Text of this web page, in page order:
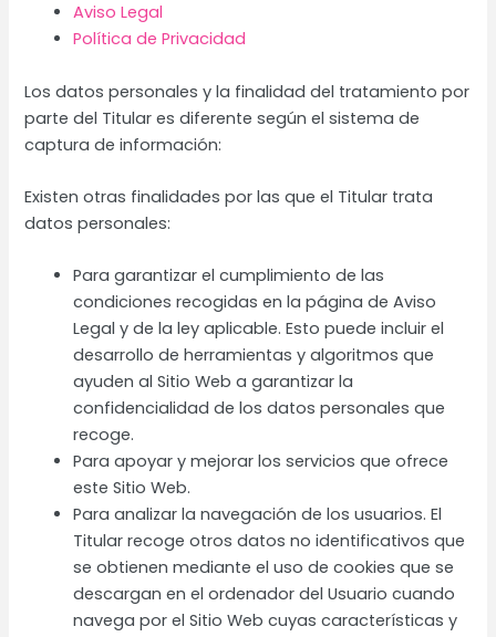
Aviso Legal
Política de Privacidad
Los datos personales y la finalidad del tratamiento por
parte del Titular es diferente según el sistema de
captura de información:
Existen otras finalidades por las que el Titular trata
datos personales:
Para garantizar el cumplimiento de las
condiciones recogidas en la página de Aviso
Legal y de la ley aplicable. Esto puede incluir el
desarrollo de herramientas y algoritmos que
ayuden al Sitio Web a garantizar la
confidencialidad de los datos personales que
recoge.
Para apoyar y mejorar los servicios que ofrece
este Sitio Web.
Para analizar la navegación de los usuarios. El
Titular recoge otros datos no identificativos que
se obtienen mediante el uso de cookies que se
descargan en el ordenador del Usuario cuando
navega por el Sitio Web cuyas características y